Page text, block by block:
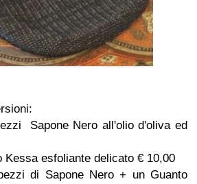
Sapone Nero all'olio d'oliva ed
Kessa esfoliante delicato € 10,00
di Sapone Nero + un Guanto